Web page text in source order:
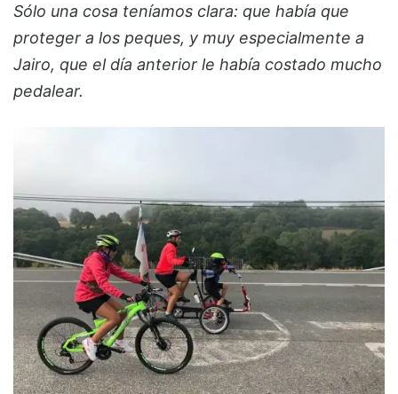
Sólo una cosa teníamos clara: que había que
proteger a los peques, y muy especialmente a
Jairo, que el día anterior le había costado mucho
pedalear.